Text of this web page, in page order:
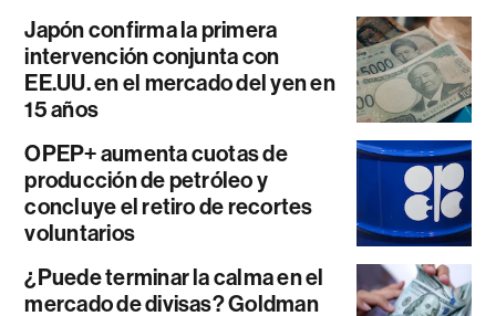
Japón confirma la primera
intervención conjunta con
EE.UU. en el mercado del yen en
15 años
OPEP+ aumenta cuotas de
producción de petróleo y
concluye el retiro de recortes
voluntarios
¿Puede terminar la calma en el
mercado de divisas? Goldman